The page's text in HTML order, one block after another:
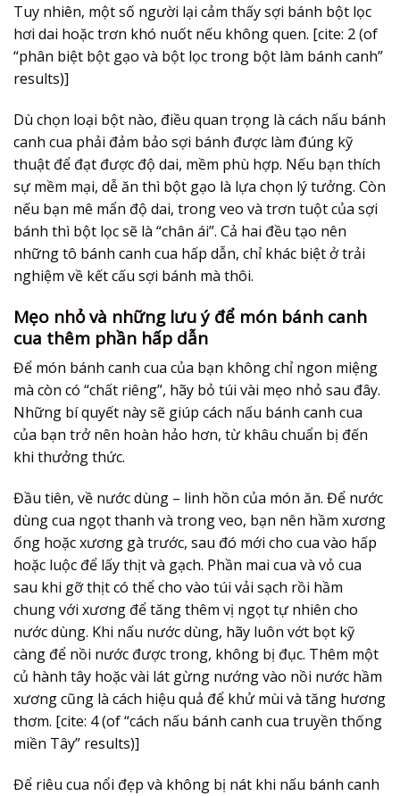
Tuy nhiên, một số người lại cảm thấy sợi bánh bột lọc
hơi dai hoặc trơn khó nuốt nếu không quen. [cite: 2 (of
“phân biệt bột gạo và bột lọc trong bột làm bánh canh”
results)]
Dù chọn loại bột nào, điều quan trọng là cách nấu bánh
canh cua phải đảm bảo sợi bánh được làm đúng kỹ
thuật để đạt được độ dai, mềm phù hợp. Nếu bạn thích
sự mềm mại, dễ ăn thì bột gạo là lựa chọn lý tưởng. Còn
nếu bạn mê mẩn độ dai, trong veo và trơn tuột của sợi
bánh thì bột lọc sẽ là “chân ái”. Cả hai đều tạo nên
những tô bánh canh cua hấp dẫn, chỉ khác biệt ở trải
nghiệm về kết cấu sợi bánh mà thôi.
Mẹo nhỏ và những lưu ý để món bánh canh
cua thêm phần hấp dẫn
Để món bánh canh cua của bạn không chỉ ngon miệng
mà còn có “chất riêng”, hãy bỏ túi vài mẹo nhỏ sau đây.
Những bí quyết này sẽ giúp cách nấu bánh canh cua
của bạn trở nên hoàn hảo hơn, từ khâu chuẩn bị đến
khi thưởng thức.
Đầu tiên, về nước dùng – linh hồn của món ăn. Để nước
dùng cua ngọt thanh và trong veo, bạn nên hầm xương
ống hoặc xương gà trước, sau đó mới cho cua vào hấp
hoặc luộc để lấy thịt và gạch. Phần mai cua và vỏ cua
sau khi gỡ thịt có thể cho vào túi vải sạch rồi hầm
chung với xương để tăng thêm vị ngọt tự nhiên cho
nước dùng. Khi nấu nước dùng, hãy luôn vớt bọt kỹ
càng để nồi nước được trong, không bị đục. Thêm một
củ hành tây hoặc vài lát gừng nướng vào nồi nước hầm
xương cũng là cách hiệu quả để khử mùi và tăng hương
thơm. [cite: 4 (of “cách nấu bánh canh cua truyền thống
miền Tây” results)]
Để riêu cua nổi đẹp và không bị nát khi nấu bánh canh